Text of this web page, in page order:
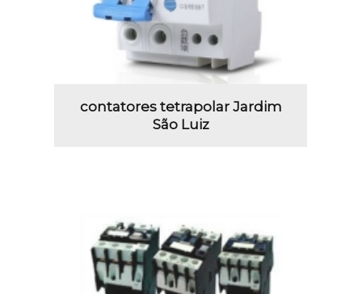
contatores tetrapolar Jardim
São Luiz